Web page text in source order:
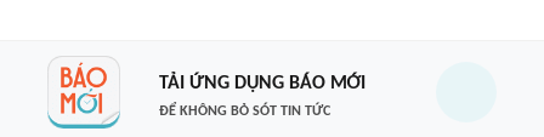
TẢI ỨNG DỤNG BÁO MỚI
ĐỂ KHÔNG BỎ SÓT TIN TỨC